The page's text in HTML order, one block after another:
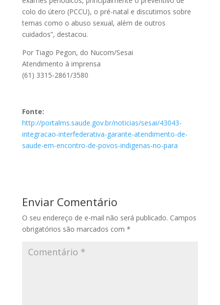
colo do útero (PCCU), o pré-natal e discutimos sobre
temas como o abuso sexual, além de outros
cuidados”, destacou.
Por Tiago Pegon, do Nucom/Sesai
Atendimento à imprensa
(61) 3315-2861/3580
Fonte:
http://portalms.saude.gov.br/noticias/sesai/43043-
integracao-interfederativa-garante-atendimento-de-
saude-em-encontro-de-povos-indigenas-no-para
Enviar Comentário
O seu endereço de e-mail não será publicado. Campos
obrigatórios são marcados com *